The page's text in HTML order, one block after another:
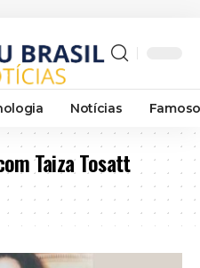
Notícias
Taiza Tosatt